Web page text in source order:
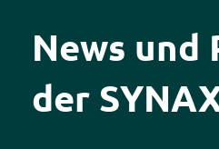
News und
der